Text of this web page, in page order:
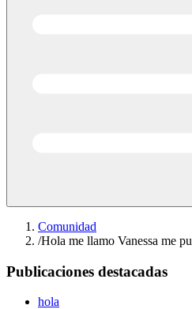
Comunidad
/Hola me llamo Vanessa me
Publicaciones destacadas
hola